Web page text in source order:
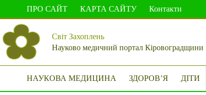
вмісту
ПРО САЙТ КАРТА САЙТУ Контакти
Світ Захоплень
Науково медичний портал Кіровоградщини
НАУКОВА МЕДИЦИНА ЗДОРОВ’Я ДІТИ